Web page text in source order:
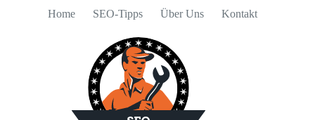
Home SEO-Tipps Über Uns Kontakt